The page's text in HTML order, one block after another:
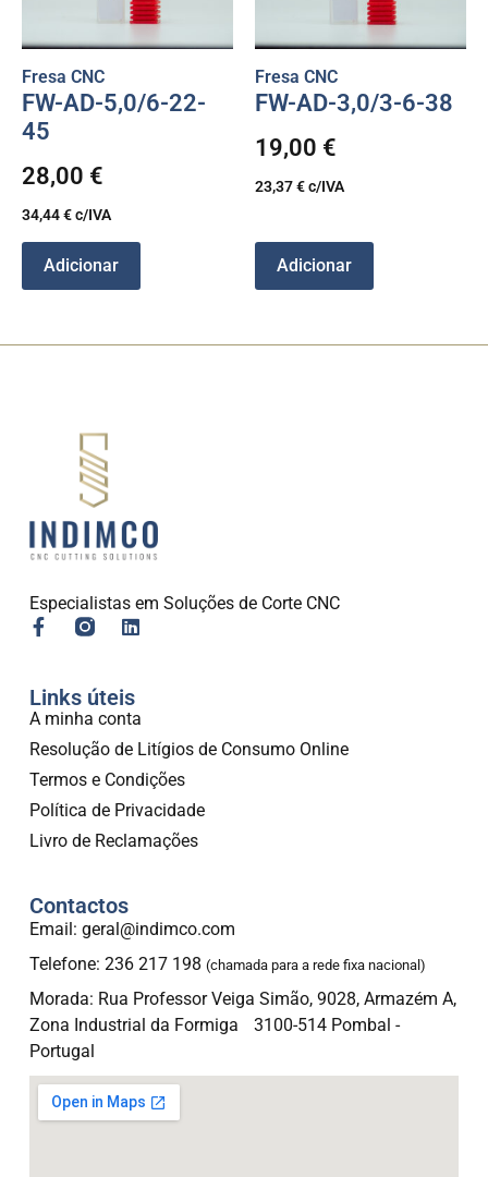
Fresa CNC
FW-AD-5,0/6-22-
45
28,00 €
34,44€c/IVA
Adicionar
Fresa CNC
FW-AD-3,0/3-6-38
19,00 €
23,37€c/IVA
Adicionar
Especialistas em Soluções de Corte CNC
Links úteis
A minha conta
Resolução de Litígios de Consumo Online
Termos e Condições
Política de Privacidade
Livro de Reclamações
Contactos
Email: geral@indimco.com
Telefone: 236 217 198 (chamada para a rede fixa nacional)
Morada: Rua Professor Veiga Simão, 9028, Armazém A,
Zona Industrial da Formiga 3100-514 Pombal -
Portugal